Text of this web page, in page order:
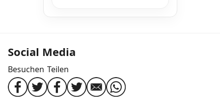
Social Media
Besuchen Teilen